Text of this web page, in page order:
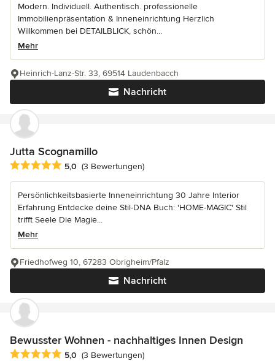
Modern. Individuell. Authentisch. professionelle
Immobilienpräsentation & Inneneinrichtung Herzlich
Willkommen bei DETAILBLICK, schön...
Mehr
Nachricht
Heinrich-Lanz-Str. 33, 69514 Laudenbacch
Jutta Scognamillo
Durchschnittliche Bewertung: 5 von 5 Sternen
5,0 (3 Bewertungen)
Persönlichkeitsbasierte Inneneinrichtung 30 Jahre Interior
Erfahrung Entdecke deine Stil-DNA Buch: 'HOME-MAGIC' Stil
trifft Seele Die Magie...
Mehr
Nachricht
Friedhofweg 10, 67283 Obrigheim/Pfalz
Bewusster Wohnen - nachhaltiges Innen Design
Durchschnittliche Bewertung: 5 von 5 Sternen
5,0 (3 Bewertungen)